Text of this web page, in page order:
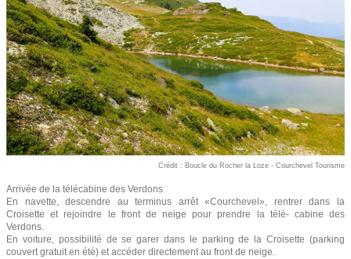
Crédit : Boucle du Rocher la Loze - Courchevel Tourisme
Arrivée de la télécabine des Verdons
En navette, descendre au terminus arrêt «Courchevel», rentrer dans la
Croisette et rejoindre le front de neige pour prendre la télé- cabine des
Verdons.
En voiture, possibilité de se garer dans le parking de la Croisette (parking
couvert gratuit en été) et accéder directement au front de neige.